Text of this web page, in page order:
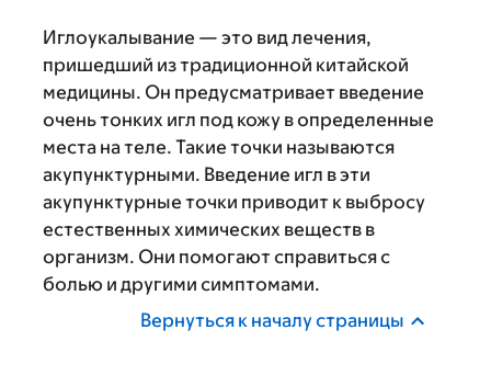
Иглоукалывание — это вид лечения,
пришедший из традиционной китайской
медицины. Он предусматривает введение
очень тонких игл под кожу в определенные
места на теле. Такие точки называются
акупунктурными. Введение игл в эти
акупунктурные точки приводит к выбросу
естественных химических веществ в
организм. Они помогают справиться с
болью и другими симптомами.
Вернуться к началу страницы